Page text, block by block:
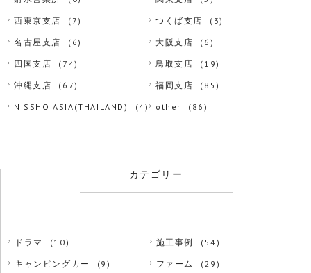
西東京支店 (7) つくば支店 (3)
名古屋支店 (6) 大阪支店 (6)
四国支店 (74) 鳥取支店 (19)
沖縄支店 (67) 福岡支店 (85)
NISSHO ASIA(THAILAND) (4) other (86)
カテゴリー
ドラマ (10) 施工事例 (54)
キャンピングカー (9) ファーム (29)